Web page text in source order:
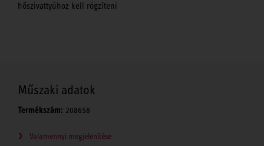
hőszivattyúhoz kell rögzíteni
Műszaki adatok
Termékszám: 208658
Valamennyi megjelenítése